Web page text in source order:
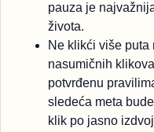
pauza je
života.
Ne klikći više puta
nasumičnih
potvrđenu
sledeća meta
klik po jasno